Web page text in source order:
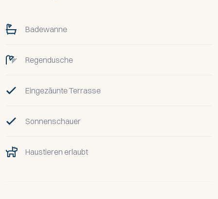
Badewanne
Regendusche
Eingezäunte Terrasse
Sonnenschauer
Haustieren erlaubt